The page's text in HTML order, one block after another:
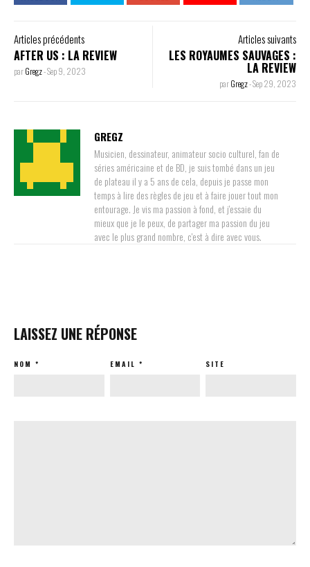
Articles précédents
AFTER US : LA REVIEW
parGregz-Sep 9, 2023
Articles suivants
LES ROYAUMES SAUVAGES :
LA REVIEW
parGregz-Sep 29, 2023
GREGZ
Musicien, dessinateur, animateur socio culturel, fan de
séries américaine et de BD, je suis tombé dans un jeu
de plateau il y a 5 ans de cela, depuis je passe mon
temps à lire des règles de jeu et à faire jouer tout mon
entourage. Je vis ma passion à fond, et j'essaie du
mieux que je le peux, de partager ma passion du jeu
avec le plus grand nombre, c'est à dire avec vous.
LAISSEZ UNE RÉPONSE
NOM * EMAIL * SITE